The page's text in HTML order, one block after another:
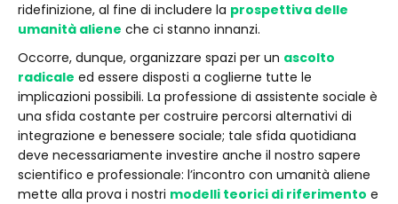
ridefinizione, al fine di includere la prospettiva delle
umanità aliene che ci stanno innanzi.
Occorre, dunque, organizzare spazi per un ascolto
radicale ed essere disposti a coglierne tutte le
implicazioni possibili. La professione di assistente sociale è
una sfida costante per costruire percorsi alternativi di
integrazione e benessere sociale; tale sfida quotidiana
deve necessariamente investire anche il nostro sapere
scientifico e professionale: l’incontro con umanità aliene
mette alla prova i nostri modelli teorici di riferimento e